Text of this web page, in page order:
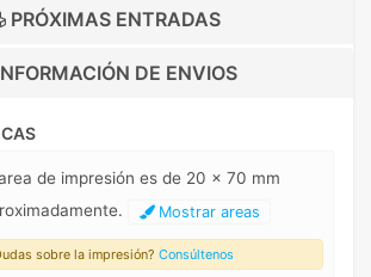
PRÓXIMAS ENTRADAS
DE ENVIOS
de impresión es de 20 x 70 mm
Mostrar areas
sobre la impresión? Consúltenos